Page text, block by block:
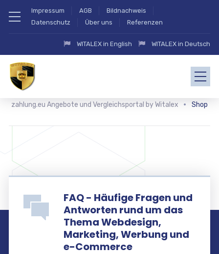
Impressum AGB
Bildnachweis
Datenschutz
Über uns Referenzen
WITALEX in English WITALEX in Deutsch
zahlung.eu Angebote und Vergleichsportal by Witalex Shop
FAQ - Häufige Fragen und
Antworten rund um das
Thema Webdesign,
Marketing, Werbung und
e-Commerce